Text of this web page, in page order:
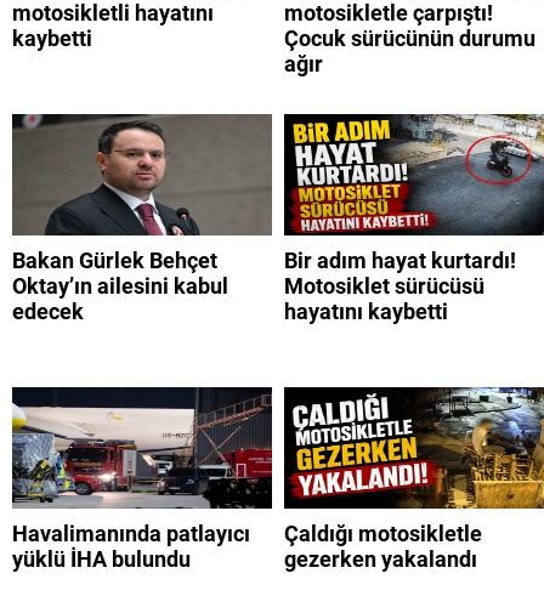
motosikletli hayatını
kaybetti
motosikletle çarpıştı!
Çocuk sürücünün durumu
ağır
Bakan Gürlek Behçet
Oktay’ın ailesini kabul
edecek
Bir adım hayat kurtardı!
Motosiklet sürücüsü
hayatını kaybetti
Havalimanında patlayıcı
yüklü İHA bulundu
Çaldığı motosikletle
gezerken yakalandı